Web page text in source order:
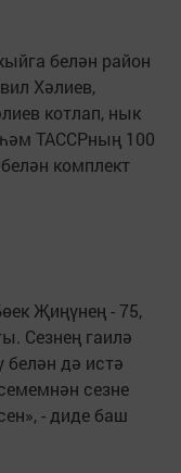
белән район
Хәлиев,
котлап, нык
һәм ТАССРның 100
комплект
Җиңүнең - 75,
Сезнең гаилә
белән дә истә
сезне
- диде баш